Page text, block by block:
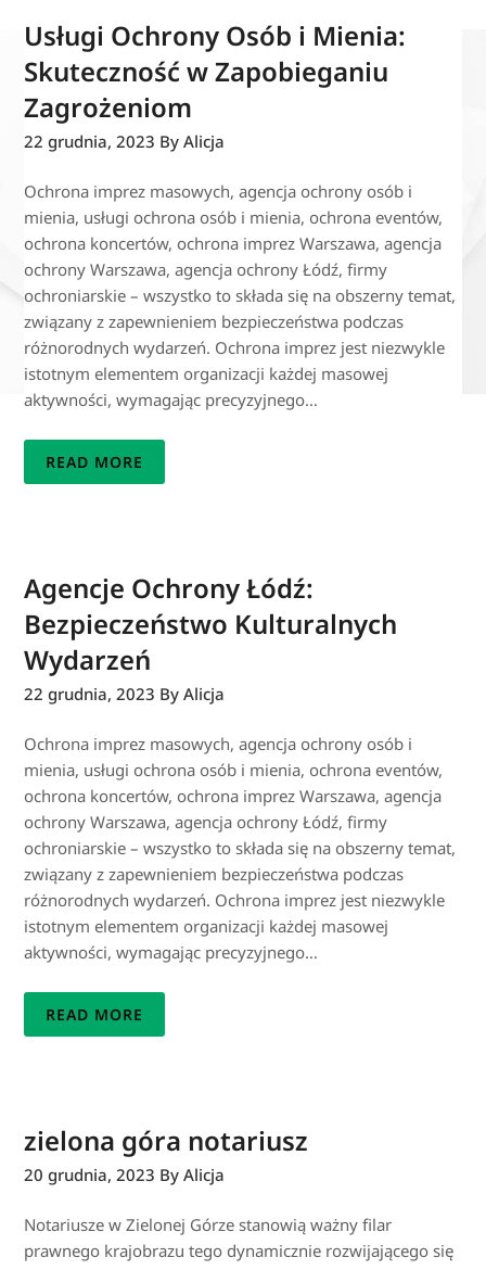
Usługi Ochrony Osób i Mienia:
Skuteczność w Zapobieganiu
Zagrożeniom
22 grudnia, 2023 By Alicja
Ochrona imprez masowych, agencja ochrony osób i
mienia, usługi ochrona osób i mienia, ochrona eventów,
ochrona koncertów, ochrona imprez Warszawa, agencja
ochrony Warszawa, agencja ochrony Łódź, firmy
ochroniarskie – wszystko to składa się na obszerny temat,
związany z zapewnieniem bezpieczeństwa podczas
różnorodnych wydarzeń. Ochrona imprez jest niezwykle
istotnym elementem organizacji każdej masowej
aktywności, wymagając precyzyjnego…
READ MORE
Agencje Ochrony Łódź:
Bezpieczeństwo Kulturalnych
Wydarzeń
22 grudnia, 2023 By Alicja
Ochrona imprez masowych, agencja ochrony osób i
mienia, usługi ochrona osób i mienia, ochrona eventów,
ochrona koncertów, ochrona imprez Warszawa, agencja
ochrony Warszawa, agencja ochrony Łódź, firmy
ochroniarskie – wszystko to składa się na obszerny temat,
związany z zapewnieniem bezpieczeństwa podczas
różnorodnych wydarzeń. Ochrona imprez jest niezwykle
istotnym elementem organizacji każdej masowej
aktywności, wymagając precyzyjnego…
READ MORE
zielona góra notariusz
20 grudnia, 2023 By Alicja
Notariusze w Zielonej Górze stanowią ważny filar
prawnego krajobrazu tego dynamicznie rozwijającego się